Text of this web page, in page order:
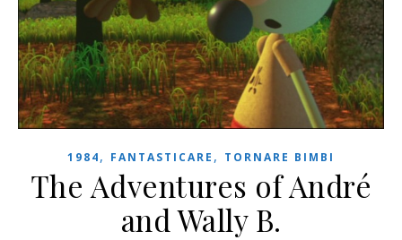
1984, FANTASTICARE , TORNARE BIMBI
The Adventures of André
and Wally B.